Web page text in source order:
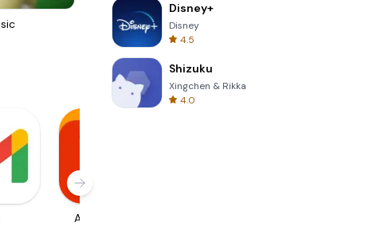
Wheel Of Fortune Quiz
AliExpress
Disney+
Disney
4.5
Shizuku
Xingchen & Rikka
4.0